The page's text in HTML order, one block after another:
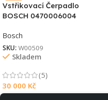
Vstřikovací Čerpadlo
BOSCH 0470006004
Bosch
SKU: W00509
Skladem
(5)
30 000 Kč